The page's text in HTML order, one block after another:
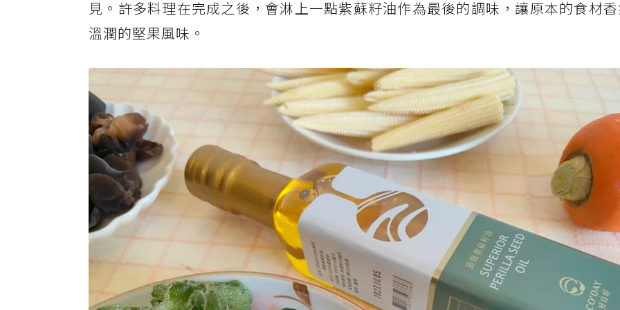
見。許多料理在完成之後，會淋上一點紫蘇籽油作為最後的調味，讓原本的食材
溫潤的堅果風味。